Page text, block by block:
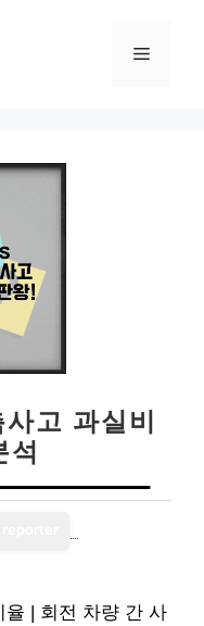
메
고 과실비
율 | 회전 차량 간 사